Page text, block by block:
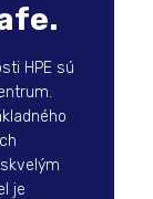
HPE sú
je